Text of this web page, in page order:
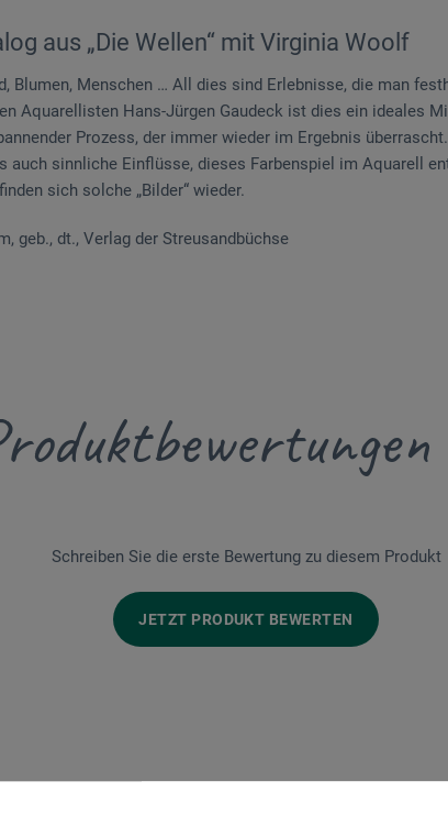
aus „Die Wellen“ mit Virginia Woolf
Blumen, Menschen … All dies sind Erlebnisse, die man
Aquarellisten Hans-Jürgen Gaudeck ist dies ein ideales
Prozess, der immer wieder im Ergebnis
auch sinnliche Einflüsse, dieses Farbenspiel im Aquarell
sich solche „Bilder“ wieder.
geb., dt., Verlag der Streusandbüchse
Schreiben Sie die erste Bewertung zu diesem Produkt
JETZT PRODUKT BEWERTEN